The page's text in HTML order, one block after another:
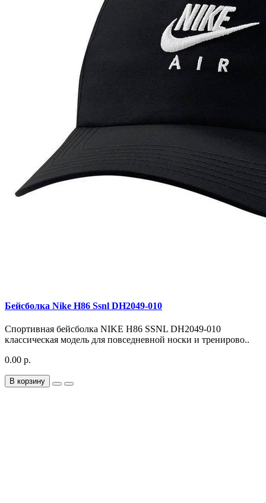
Бейсболка Nike H86 Ssnl DH2049-010
Спортивная бейсболка NIKE H86 SSNL DH2049-010
классическая модель для повседневной носки и тренирово..
0.00 р.
В корзину